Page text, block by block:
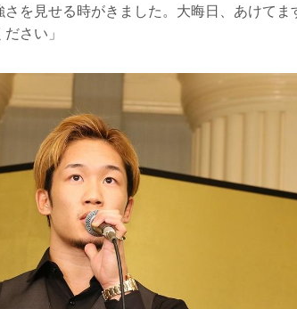
さを見せる時がきました。大晦日、あけてま
さい」